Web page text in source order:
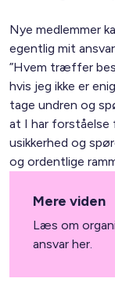
Mere viden
Læs om
ansvarher.
Nye medlemmer
egentlig mit
”Hvem træffer
hvis jeg ikke er
tage undren og
at I har
usikkerhed og
og ordentlige